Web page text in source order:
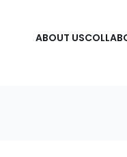
ABOUT US